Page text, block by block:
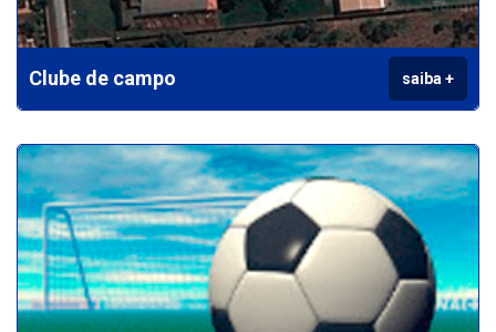
Clube de campo saiba +